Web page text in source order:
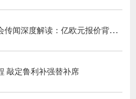
巴尔科拉与利物浦转会传闻深度解读：亿欧元报价背后的战略博弈与市场逻辑‌
敲定鲁利补强替补席